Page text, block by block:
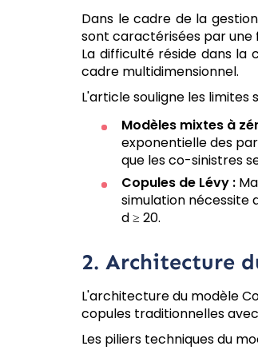
Dans le cadre de la
sont caractérisées par une
La difficulté réside dans
cadre multidimensionnel.
L'article souligne les
Modèles mixtes à
exponentielle des
que les co-sinistres
Copules de Lévy :
simulation nécessite
d ≥ 20.
2. Architecture
L'architecture du modèle
copules traditionnelles
Les piliers techniques du